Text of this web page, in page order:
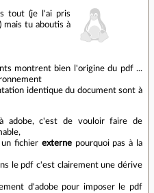
tout (je l'ai pris
mais tu aboutis à
montrent bien l'origine du pdf ...
identique du document sont à
adobe, c'est de vouloir faire de
fichier externepourquoi pas à la
le pdf c'est clairement une dérive
d'adobe pour imposer le pdf